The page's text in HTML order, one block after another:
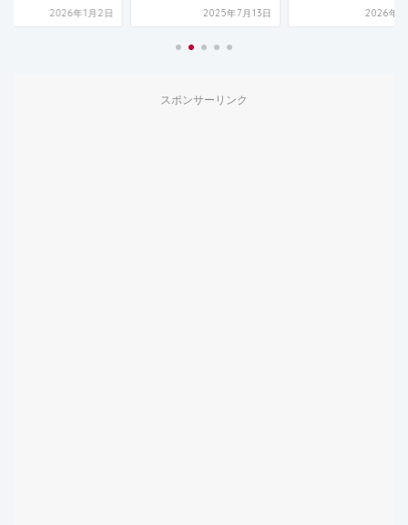
2026年1月2日 2025年7月13日 2026年4
スポンサーリンク